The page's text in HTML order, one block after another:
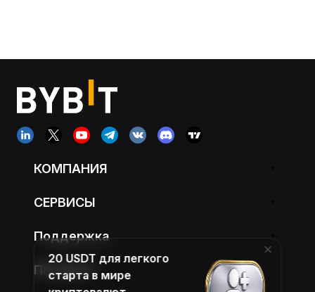
КОМПАНИЯ
СЕРВИСЫ
Поддержка
ПРОДУКТ
20 USDT для легкого
старта в мире